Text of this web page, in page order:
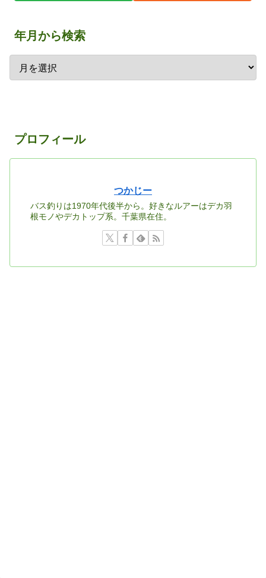
年月から検索
プロフィール
つかじー
バス釣りは1970年代後半から。好きなルアーはデカ羽
根モノやデカトップ系。千葉県在住。